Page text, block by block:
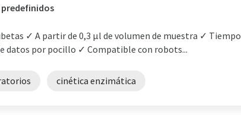
✓ A partir de 0,3 µl de volumen de muestra ✓ Tiempo
datos por pocillo ✓ Compatible con robots...
cinética enzimática